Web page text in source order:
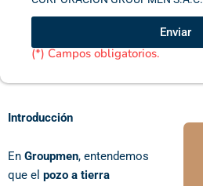
Políticas
Privacidad
EDUMED
S.A.C
Enviar
(*) Campos obligatorios.
Introducción
En Groupmen, entendemos
que el pozo a tierra